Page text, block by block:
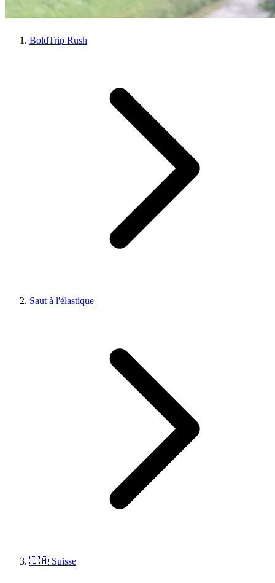
BoldTrip Rush
Saut à l'élastique
🇨🇭 Suisse